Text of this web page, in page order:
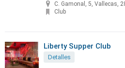
C. Gamonal, 5, Vallecas,
Club
Liberty Supper Club
Detalles